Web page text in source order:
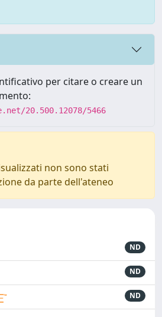
per citare o creare un
20.500.12078/5466
non sono stati
da parte dell'ateneo
ND
ND
ND